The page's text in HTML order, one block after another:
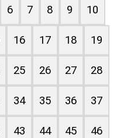
6 7 8 9 10
16 17 18 19
25 26 27 28
34 35 36 37
43 44 45 46